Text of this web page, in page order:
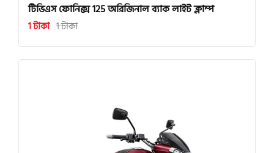
টিভিএস ফোনিক্স 125 অরিজিনাল ব্যাক লাইট ক্লাম্প
1 টাকা 1 টাকা